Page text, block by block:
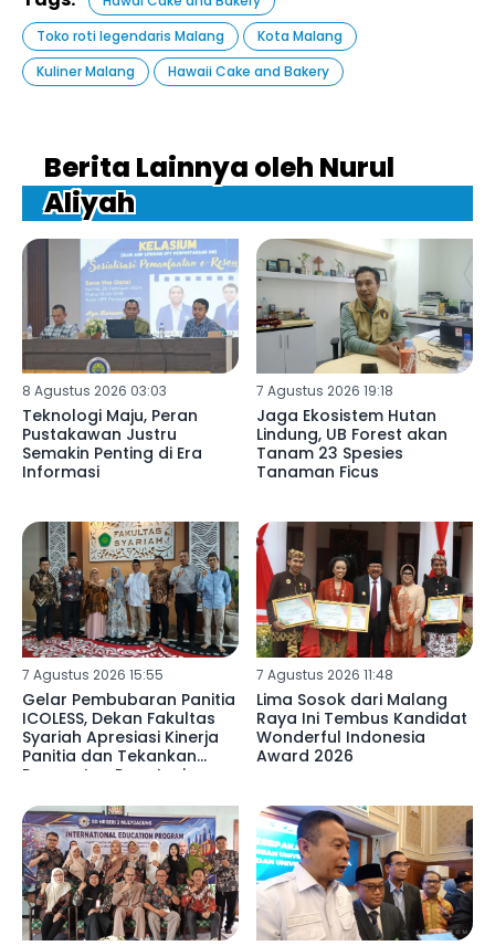
Toko roti legendaris Malang
Kota Malang
Kuliner Malang
Hawaii Cake and Bakery
Berita Lainnya oleh Nurul
Aliyah
8 Agustus 2026 03:03
Teknologi Maju, Peran
Pustakawan Justru
Semakin Penting di Era
Informasi
7 Agustus 2026 19:18
Jaga Ekosistem Hutan
Lindung, UB Forest akan
Tanam 23 Spesies
Tanaman Ficus
7 Agustus 2026 15:55
Gelar Pembubaran Panitia
ICOLESS, Dekan Fakultas
Syariah Apresiasi Kinerja
Panitia dan Tekankan
Penguatan Reputasi
7 Agustus 2026 11:48
Lima Sosok dari Malang
Raya Ini Tembus Kandidat
Wonderful Indonesia
Award 2026